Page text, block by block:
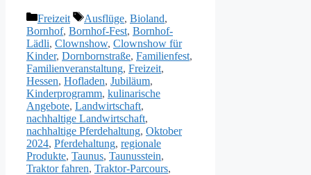
Kategorien
Freizeit Schlagwörter
Ausflüge, Bioland,
Bornhof, Bornhof-Fest, Bornhof-
Lädli, Clownshow, Clownshow für
Kinder, Dornbornstraße, Familienfest,
Familienveranstaltung, Freizeit,
Hessen, Hofladen, Jubiläum,
Kinderprogramm, kulinarische
Angebote, Landwirtschaft,
nachhaltige Landwirtschaft,
nachhaltige Pferdehaltung, Oktober
2024, Pferdehaltung, regionale
Produkte, Taunus, Taunusstein,
Traktor fahren, Traktor-Parcours,